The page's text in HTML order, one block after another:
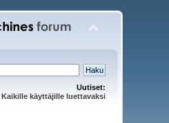
Uutiset:
Kaikille käyttäjille luettavaksi